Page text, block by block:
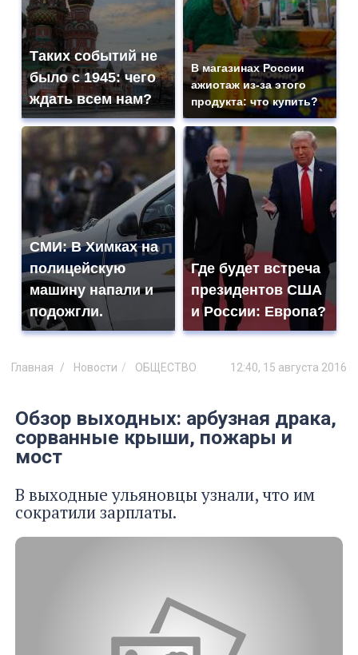
Таких событий не
было с 1945: чего
ждать всем нам?
В магазинах России
ажиотаж из-за этого
продукта: что купить?
СМИ: В Химках на
полицейскую
машину напали и
подожгли.
Где будет встреча
президентов США
и России: Европа?
Главная Новости ОБЩЕСТВО 12:40, 15 августа 2016
Обзор выходных: арбузная драка,
сорванные крыши, пожары и
мост
В выходные ульяновцы узнали, что им
сократили зарплаты.